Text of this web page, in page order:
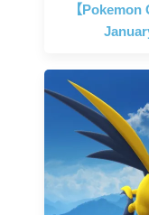
【Pokemon